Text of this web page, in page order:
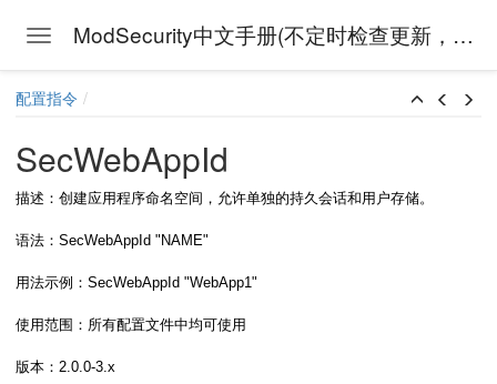
Toggle navigation ModSecurity中文手册(不定时检查更新，上次检查时间:
配置指令
SecWebAppId
描述：创建应用程序命名空间，允许单独的持久会话和用户存储。
语法：SecWebAppId "NAME"
用法示例：SecWebAppId "WebApp1"
使用范围：所有配置文件中均可使用
版本：2.0.0-3.x